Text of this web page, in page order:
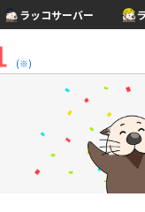
ラッコサーバー
(※)